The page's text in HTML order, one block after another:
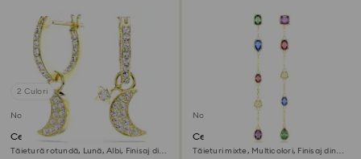
2 Culori
Nou
Cercei cu drop Symbolica
Tăietură rotundă, Lună, Albi, Finisaj din
Nou
Cercei cu drop Imber
Tăieturi mixte, Multicolori, Finisaj din